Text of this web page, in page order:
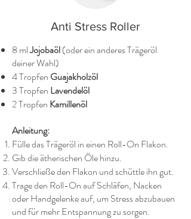
Anti Stress Roller
8 mlJojobaöl(oder ein anderes Trägeröl
deiner Wahl)
4 Tropfen Guajakholzöl
3 Tropfen Lavendelöl
2 Tropfen Kamillenöl
Anleitung:
Fülle das Trägeröl in einen Roll-On Flakon.
Gib die ätherischen Öle hinzu.
Verschließe den Flakon und schüttle ihn gut.
Trage den Roll-On auf Schläfen, Nacken
oder Handgelenke auf, um Stress abzubauen
und für mehr Entspannung zu sorgen.